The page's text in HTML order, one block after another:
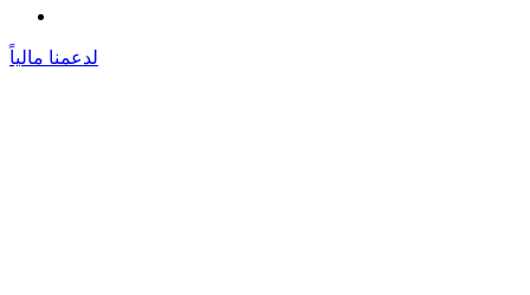
لدعمنا مالياً